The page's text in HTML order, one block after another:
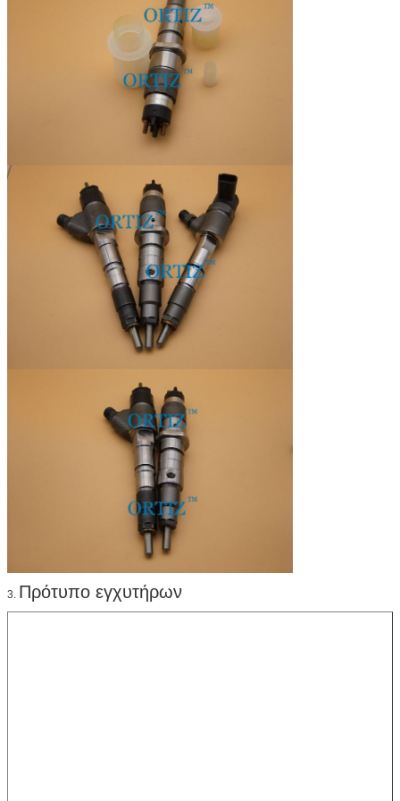
3. Πρότυπο εγχυτήρων